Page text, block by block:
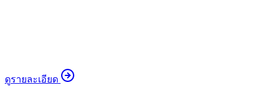
ดูรายละเอียด